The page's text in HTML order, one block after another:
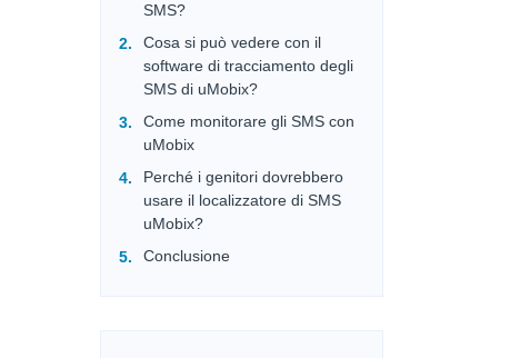
SMS?
Cosa si può vedere con il
software di tracciamento degli
SMS di uMobix?
Come monitorare gli SMS con
uMobix
Perché i genitori dovrebbero
usare il localizzatore di SMS
uMobix?
Conclusione